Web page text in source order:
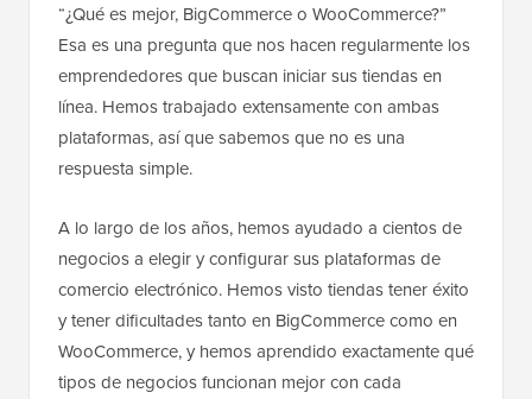
“¿Qué es mejor, BigCommerce o WooCommerce?”
Esa es una pregunta que nos hacen regularmente los
emprendedores que buscan iniciar sus tiendas en
línea. Hemos trabajado extensamente con ambas
plataformas, así que sabemos que no es una
respuesta simple.
A lo largo de los años, hemos ayudado a cientos de
negocios a elegir y configurar sus plataformas de
comercio electrónico. Hemos visto tiendas tener éxito
y tener dificultades tanto en BigCommerce como en
WooCommerce, y hemos aprendido exactamente qué
tipos de negocios funcionan mejor con cada